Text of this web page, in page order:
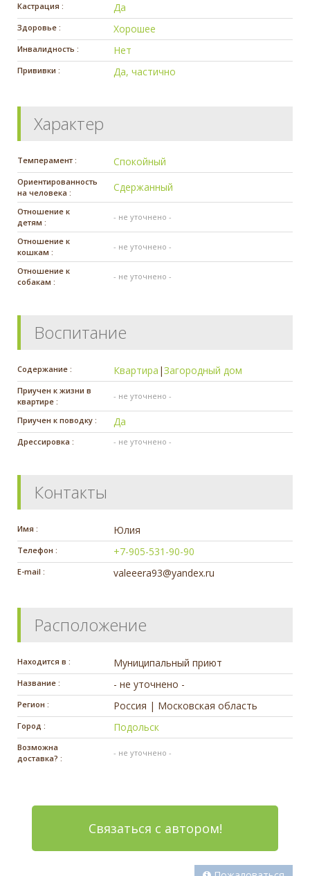
Кастрация : Да
Здоровье : Хорошее
Инвалидность : Нет
Прививки : Да, частично
Характер
Темперамент : Спокойный
Ориентированность
на человека :
Сдержанный
Отношение к
детям :
- не уточнено -
Отношение к
кошкам :
- не уточнено -
Отношение к
собакам :
- не уточнено -
Воспитание
Содержание : Квартира |Загородный дом
Приучен к жизни в
квартире :
- не уточнено -
Приучен к поводку : Да
Дрессировка : - не уточнено -
Контакты
Имя : Юлия
Телефон : +7-905-531-90-90
E-mail : valeeera93@yandex.ru
Расположение
Находится в : Муниципальный приют
Название : - не уточнено -
Регион : Россия | Московская область
Город : Подольск
Возможна
доставка? :
- не уточнено -
Связаться с автором!